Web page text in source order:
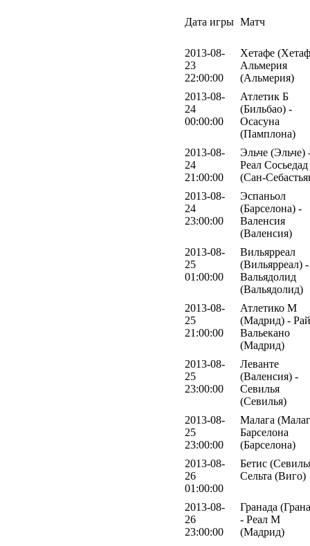
Дата игры Матч
2013-08-
23
22:00:00
Хетафе
Альмерия
(Альмерия)
2013-08-
24
00:00:00
Атлетик Б
(Бильбао) -
Осасуна
(Памплона)
2013-08-
24
21:00:00
Эльче (Эльче)
Реал Сосьедад
(Сан-
2013-08-
24
23:00:00
Эспаньол
(Барселона) -
Валенсия
(Валенсия)
2013-08-
25
01:00:00
Вильярреал
(Вильярреал) -
Вальядолид
(Вальядолид)
2013-08-
25
21:00:00
Атлетико М
(Мадрид) -
Вальекано
(Мадрид)
2013-08-
25
23:00:00
Леванте
(Валенсия) -
Севилья
(Севилья)
2013-08-
25
23:00:00
Малага
Барселона
(Барселона)
2013-08-
26
01:00:00
Бетис
Сельта (Виго)
2013-08-
26
23:00:00
Гранада
- Реал М
(Мадрид)